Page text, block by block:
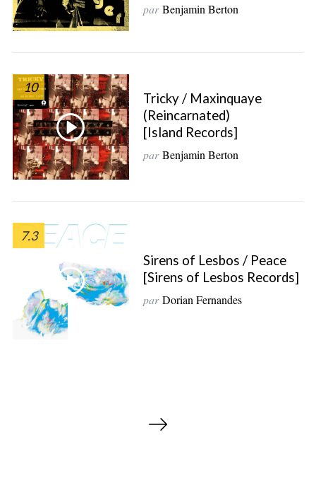
par Benjamin Berton
10
Tricky / Maxinquaye
(Reincarnated)
[Island Records]
par Benjamin Berton
7.3
Sirens of Lesbos / Peace
[Sirens of Lesbos Records]
par Dorian Fernandes